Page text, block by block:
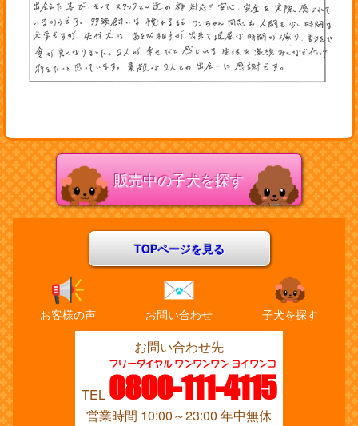
販売中の子犬を探す
TOPページを見る
お客様の声 お問い合わせ 子犬を探す
お問い合わせ先
TEL 0800-111-4115
フリーダイヤル ワンワンワン ヨイワンコ
営業時間 10:00～23:00 年中無休